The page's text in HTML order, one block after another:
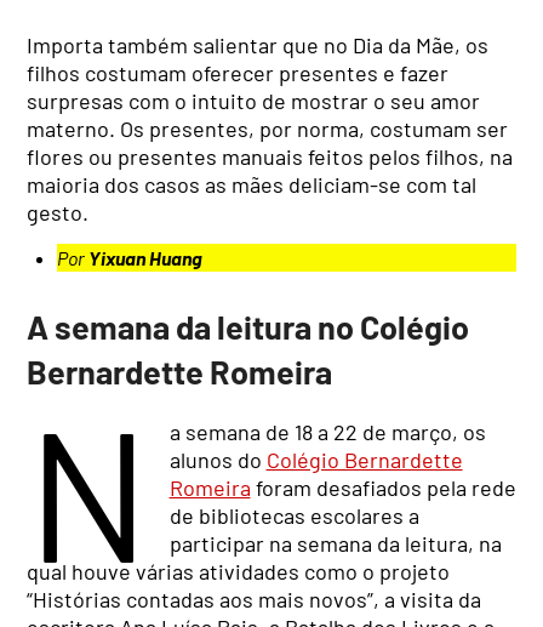
Importa também salientar que no Dia da Mãe, os
filhos costumam oferecer presentes e fazer
surpresas com o intuito de mostrar o seu amor
materno. Os presentes, por norma, costumam ser
flores ou presentes manuais feitos pelos filhos, na
maioria dos casos as mães deliciam-se com tal
gesto.
Por Yixuan Huang
A semana da leitura no Colégio
Bernardette Romeira
N
a semana de 18 a 22 de março, os
alunos do Colégio Bernardette
Romeira foram desafiados pela rede
de bibliotecas escolares a
participar na semana da leitura, na
qual houve várias atividades como o projeto
“Histórias contadas aos mais novos”, a visita da